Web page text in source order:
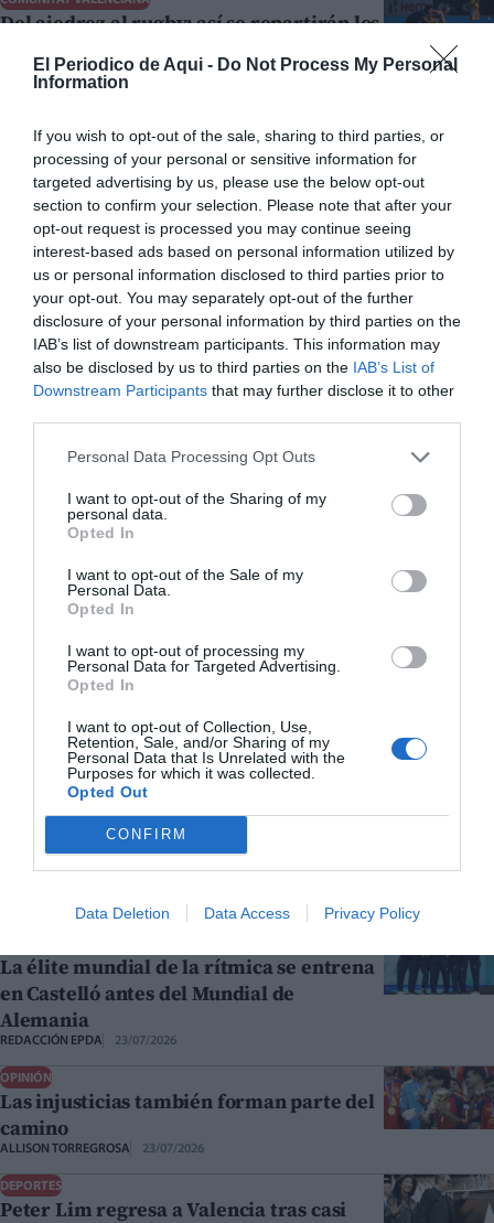
El Periodico de Aqui - Do Not Process My Personal
Information
If you wish to opt-out of the sale, sharing to third parties, or
processing of your personal or sensitive information for
targeted advertising by us, please use the below opt-out
section to confirm your selection. Please note that after your
opt-out request is processed you may continue seeing
interest-based ads based on personal information utilized by
us or personal information disclosed to third parties prior to
your opt-out. You may separately opt-out of the further
disclosure of your personal information by third parties on the
IAB’s list of downstream participants. This information may
also be disclosed by us to third parties on the IAB’s List of
Downstream Participants that may further disclose it to other
Personal Data Processing Opt Outs
I want to opt-out of the Sharing of my
personal data.
Opted In
I want to opt-out of the Sale of my
Personal Data.
Opted In
I want to opt-out of processing my
Personal Data for Targeted Advertising.
Opted In
I want to opt-out of Collection, Use,
Retention, Sale, and/or Sharing of my
Personal Data that Is Unrelated with the
Purposes for which it was collected.
Opted Out
CONFIRM
Data Deletion Data Access Privacy Policy
Del ajedrez al rugby: así se repartirán los
HUGO MORENO 30/07/2026
A vueltas con el futuro de Ferran Torres
REDACCIÓN EPDA 30/07/2026
DEPORTES
Casino Online España con Pasaporte:
Registro y Verificación KYC en 2026
REDACCIÓN EPDA 30/07/2026
LA RIBERA
La suecana Agnés Núñez de Arenas se
proclama campeona de España sub-14 de
ajedrez
25/07/2026
El Oceanogràfic pone el nombre de
HUGO MORENO 24/07/2026
Foios nomenarà Ferran Torres fill
predilecte després del seu gol històric en
la final del Mundial
SARA DE LA FUENTE 24/07/2026
La doble campeona Silvia Piera recibe el
reconocimiento de Sagunt por su
histórico éxito nacional
BORJA PEDRÓS 24/07/2026
À Punt retransmetrà el Villarreal-Llevant
REDACCIÓN EPDA 23/07/2026
La élite mundial de la rítmica se entrena
en Castelló antes del Mundial de
Alemania
REDACCIÓN EPDA 23/07/2026
OPINIÓN
Las injusticias también forman parte del
camino
ALLISON TORREGROSA 23/07/2026
DEPORTES
Peter Lim regresa a Valencia tras casi